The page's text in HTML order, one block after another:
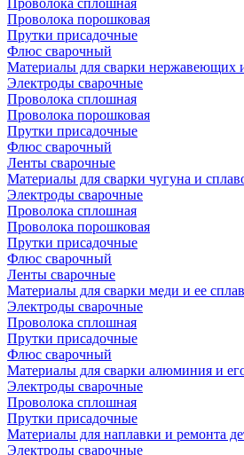
Проволока сплошная
Проволока порошковая
Прутки присадочные
Флюс сварочный
Материалы для сварки нержавеющих
Электроды сварочные
Проволока сплошная
Проволока порошковая
Прутки присадочные
Флюс сварочный
Ленты сварочные
Материалы для сварки чугуна и
Электроды сварочные
Проволока сплошная
Проволока порошковая
Прутки присадочные
Флюс сварочный
Ленты сварочные
Материалы для сварки меди и ее
Электроды сварочные
Проволока сплошная
Прутки присадочные
Флюс сварочный
Материалы для сварки алюминия и
Электроды сварочные
Проволока сплошная
Прутки присадочные
Материалы для наплавки и ремонта
Электроды сварочные